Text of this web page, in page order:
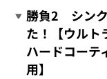
勝負2 シンク
た！【ウルト
ハードコー
用】